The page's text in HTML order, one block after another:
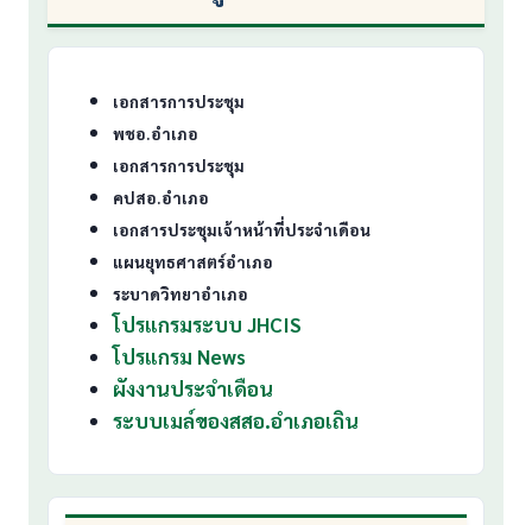
เอกสารการประชุม
พชอ.อำเภอ
เอกสารการประชุม
คปสอ.อำเภอ
เอกสารประชุมเจ้าหน้าที่ประจำเดือน
แผนยุทธศาสตร์อำเภอ
ระบาดวิทยาอำเภอ
โปรแกรมระบบ JHCIS
โปรแกรม News
ผังงานประจำเดือน
ระบบเมล์ของสสอ.อำเภอเถิน